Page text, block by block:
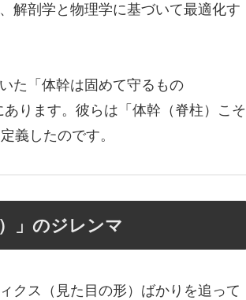
解剖学と物理学に基づいて最適化す
た「体幹は固めて守るもの
ります。彼らは「体幹（脊柱）こそ
義したのです。
」のジレンマ
クス（見た目の形）ばかりを追って